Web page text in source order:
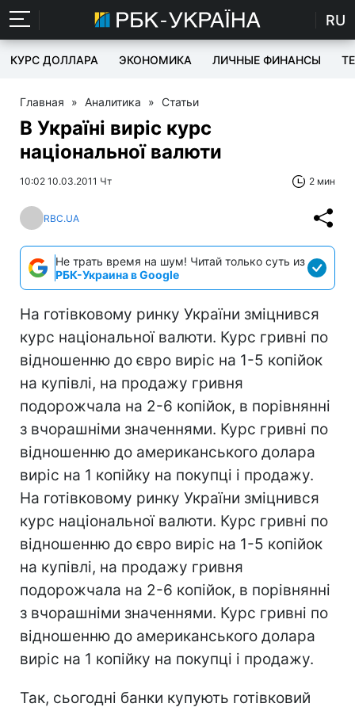
RU
КУРС ДОЛЛАРА ЭКОНОМИКА ЛИЧНЫЕ ФИНАНСЫ
Главная » Аналитика » Статьи
В Україні виріс курс
національної валюти
10:02 10.03.2011 Чт 2 мин
RBC.UA
Не трать время на шум! Читай только суть из
РБК-Украина в Google
На готівковому ринку України зміцнився
курс національної валюти. Курс гривні по
відношенню до євро виріс на 1-5 копійок
на купівлі, на продажу гривня
подорожчала на 2-6 копійок, в порівнянні
з вчорашніми значеннями. Курс гривні по
відношенню до американського долара
виріс на 1 копійку на покупці і продажу.
На готівковому ринку України зміцнився
курс національної валюти. Курс гривні по
відношенню до євро виріс на 1-5 копійок
на купівлі, на продажу гривня
подорожчала на 2-6 копійок, в порівнянні
з вчорашніми значеннями. Курс гривні по
відношенню до американського долара
виріс на 1 копійку на покупці і продажу.
Так, сьогодні банки купують готівковий